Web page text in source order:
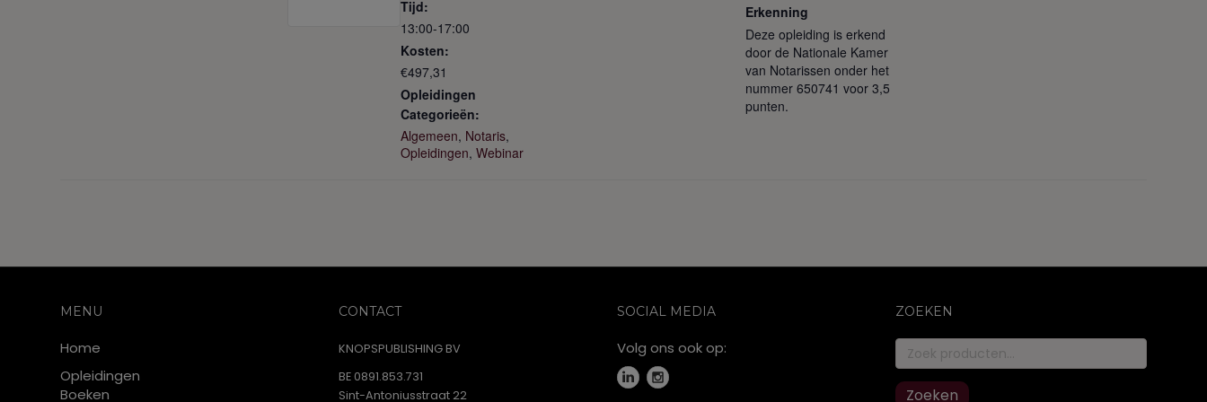
Tijd:
13:00-17:00
Kosten:
€497,31
Opleidingen
Categorieën:
Algemeen, Notaris,
Opleidingen,Webinar
Erkenning
Deze opleiding is erkend
door de Nationale Kamer
van Notarissen onder het
nummer 650741 voor 3,5
punten.
MENU
Home
Opleidingen
Boeken
CONTACT
KNOPSPUBLISHING BV
BE 0891.853.731
Sint-Antoniusstraat 22
SOCIAL MEDIA
Volg ons ook op:
ZOEKEN
Zoeken
naar:
Zoeken